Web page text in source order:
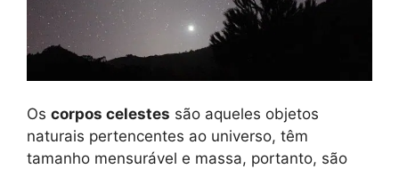
Os corpos celestes são aqueles objetos
naturais pertencentes ao universo, têm
tamanho mensurável e massa, portanto, são